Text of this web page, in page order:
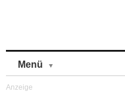
Menü